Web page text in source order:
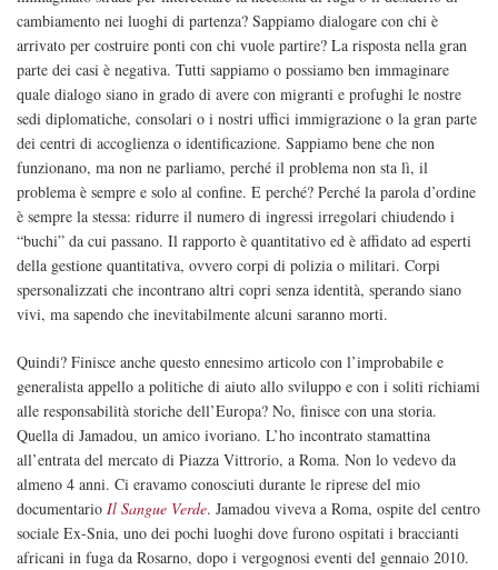
cambiamento nei luoghi di partenza? Sappiamo dialogare con chi è
arrivato per costruire ponti con chi vuole partire? La risposta nella gran
parte dei casi è negativa. Tutti sappiamo o possiamo ben immaginare
quale dialogo siano in grado di avere con migranti e profughi le nostre
sedi diplomatiche, consolari o i nostri uffici immigrazione o la gran parte
dei centri di accoglienza o identificazione. Sappiamo bene che non
funzionano, ma non ne parliamo, perché il problema non sta lì, il
problema è sempre e solo al confine. E perché? Perché la parola d’ordine
è sempre la stessa: ridurre il numero di ingressi irregolari chiudendo i
“buchi” da cui passano. Il rapporto è quantitativo ed è affidato ad esperti
della gestione quantitativa, ovvero corpi di polizia o militari. Corpi
spersonalizzati che incontrano altri copri senza identità, sperando siano
vivi, ma sapendo che inevitabilmente alcuni saranno morti.
Quindi? Finisce anche questo ennesimo articolo con l’improbabile e
generalista appello a politiche di aiuto allo sviluppo e con i soliti richiami
alle responsabilità storiche dell’Europa? No, finisce con una storia.
Quella di Jamadou, un amico ivoriano. L’ho incontrato stamattina
all’entrata del mercato di Piazza Vittrorio, a Roma. Non lo vedevo da
almeno 4 anni. Ci eravamo conosciuti durante le riprese del mio
documentario Il Sangue Verde. Jamadou viveva a Roma, ospite del centro
sociale Ex-Snia, uno dei pochi luoghi dove furono ospitati i braccianti
africani in fuga da Rosarno, dopo i vergognosi eventi del gennaio 2010.